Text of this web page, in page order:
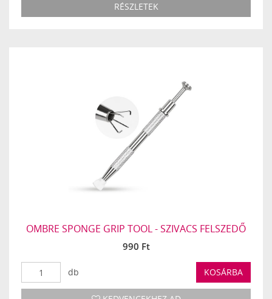
RÉSZLETEK
OMBRE SPONGE GRIP TOOL - SZIVACS FELSZEDŐ
990 Ft
db KOSÁRBA